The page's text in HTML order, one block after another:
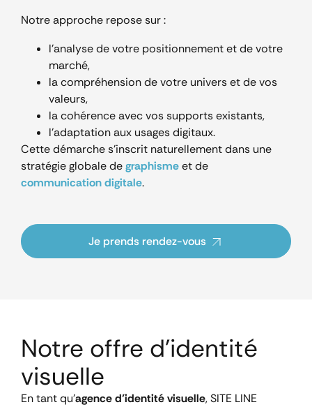
Notre approche repose sur :
l’analyse de votre positionnement et de votre
marché,
la compréhension de votre univers et de vos
valeurs,
la cohérence avec vos supports existants,
l’adaptation aux usages digitaux.
Cette démarche s’inscrit naturellement dans une
stratégie globale degraphismeet de
communication digitale.
Je prends rendez-vous
Notre offre d'identité
visuelle
En tant qu’agence d’identité visuelle, SITE LINE